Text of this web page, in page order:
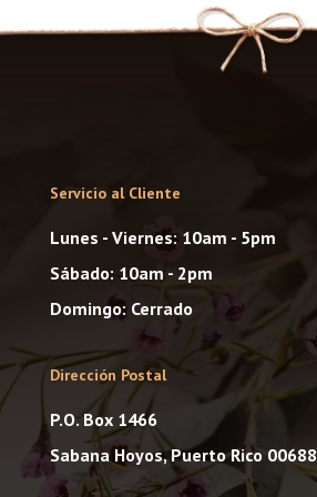
Servicio al Cliente
Lunes - Viernes: 10am - 5pm
Sábado: 10am - 2pm
Domingo: Cerrado
Dirección Postal
P.O. Box 1466
Sabana Hoyos, Puerto Rico 00688